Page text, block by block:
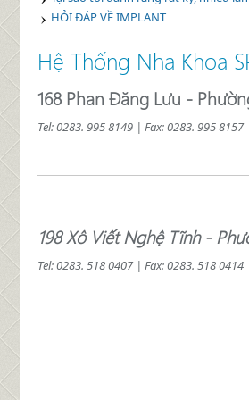
HỎI ĐÁP VỀ IMPLANT
Hệ Thống Nha Khoa
168 Phan Đăng Lưu -
Tel: 0283. 995 8149 | Fax:0283. 995 8157
198 Xô Viết Nghệ Tĩnh -
Tel: 0283. 518 0407 | Fax: 0283. 518 0414